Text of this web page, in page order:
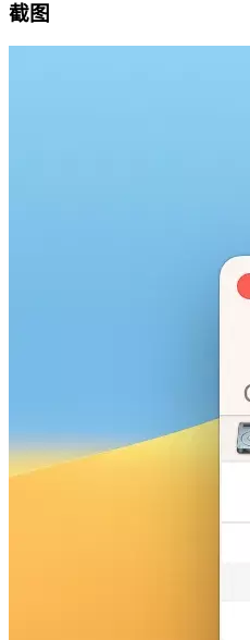
截图